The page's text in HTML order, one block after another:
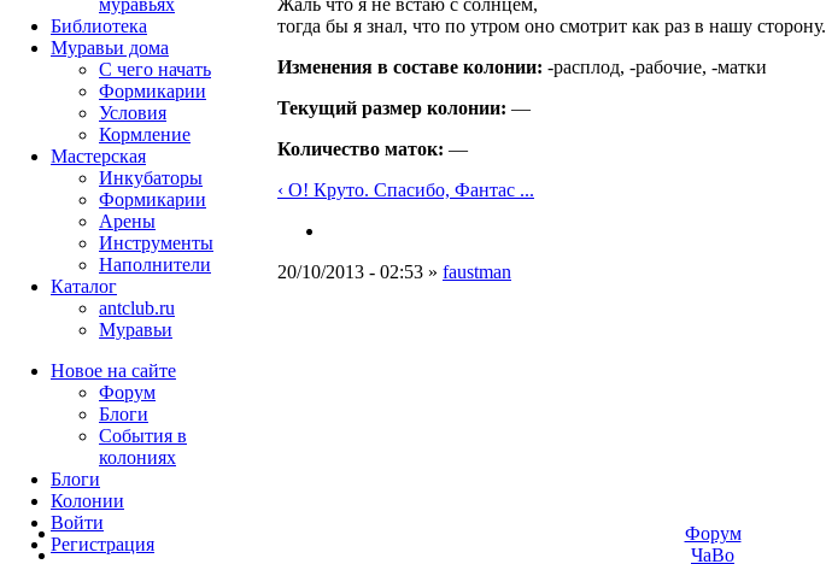
тогда бы я знал, что по утром оно смотрит как раз в нашу сторону.
Изменения в составе кoлонии: -расплод, -рабочие, -матки
Текущий размер кoлонии: —
Количество маток: —
‹ О! Круто. Спасибо, Фантас ...
20/10/2013 - 02:53 » faustman
муравьях
Библиотека
Муравьи дома
С чего начать
Формикарии
Условия
Кормление
Мастерская
Инкубаторы
Формикарии
Арены
Инструменты
Наполнители
Каталог
antclub.ru
Муравьи
Новое на сайте
Форум
Блоги
События в
колониях
Блоги
Колонии
Войти
Peгиcтpaция
Форум
ЧаВо